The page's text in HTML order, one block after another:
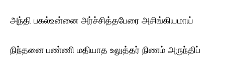
அந்தி பகல்உன்னை அர்ச்சித்தபேரை அசிங்கியமாய்
நிந்தனை பண்ணி மதியாத உலுத்தர் நிணம் அருந்திப்